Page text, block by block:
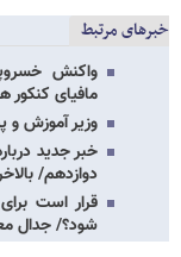
خبرهای مرتبط
واکنش
مافیای
وزیر آموزش و
خبر جدید
دوازدهم/
قرار است
شود؟/ جدال